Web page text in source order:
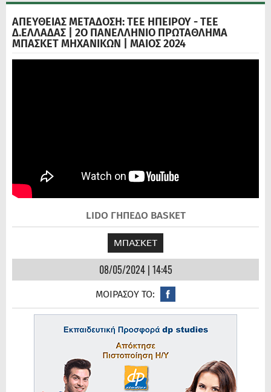
ΑΠΕΥΘΕΙΑΣ ΜΕΤΑΔΟΣΗ: ΤΕΕ ΗΠΕΙΡΟΥ - ΤΕΕ
Δ.ΕΛΛΑΔΑΣ | 2Ο ΠΑΝΕΛΛΗΝΙΟ ΠΡΩΤΑΘΛΗΜΑ
ΜΠΑΣΚΕΤ ΜΗΧΑΝΙΚΩΝ | ΜΑΙΟΣ 2024
LIDO ΓΗΠΕΔΟ BASKET
ΜΠΑΣΚΕΤ
08/05/2024 | 14:45
ΜΟΙΡΑΣΟΥ ΤΟ: